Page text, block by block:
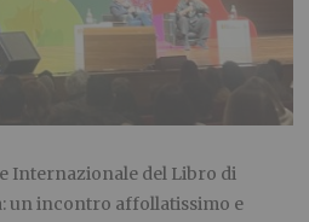
Internazionale del Libro di
un incontro affollatissimo e